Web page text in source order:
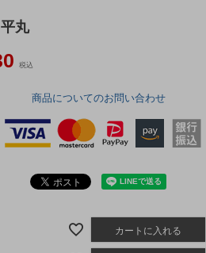
丸
税込
商品についてのお問い合わせ
カートに入れる